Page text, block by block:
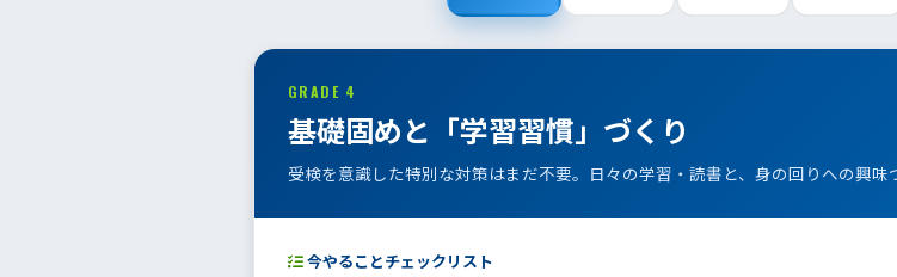
GRADE 4
基礎固めと「学習習慣」づくり
受検を意識した特別な対策はまだ不要。日々の学習・読書と、身の回りへの興味
今やることチェックリスト